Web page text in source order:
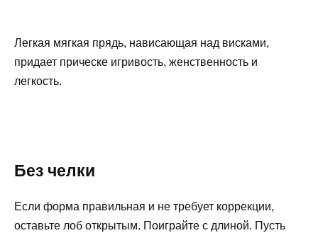
Легкая мягкая прядь, нависающая над висками,
придает прическе игривость, женственность и
легкость.
Без челки
Если форма правильная и не требует коррекции,
оставьте лоб открытым. Поиграйте с длиной. Пусть